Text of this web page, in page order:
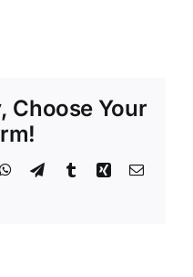
Choose Your
WhatsApp
TelegramTumblrXing Correo